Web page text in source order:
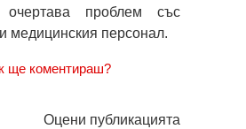
проблем със
медицинския персонал.
ще коментираш?
Оцени публикацията